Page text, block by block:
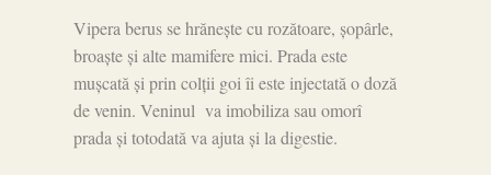
Vipera berus se hrănește cu rozătoare, șopârle,
broaște și alte mamifere mici. Prada este
mușcată și prin colții goi îi este injectată o doză
de venin. Veninul va imobiliza sau omorî
prada și totodată va ajuta și la digestie.